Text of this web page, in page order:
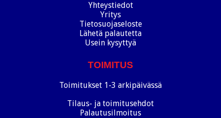
Yhteystiedot
Yritys
Tietosuojaseloste
Lähetä palautetta
Usein kysyttyä
TOIMITUS
Toimitukset 1-3 arkipäivässä
Tilaus- ja toimitusehdot
Palautusilmoitus